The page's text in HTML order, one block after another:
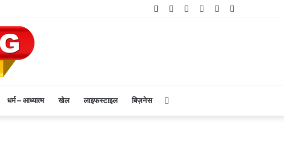
Telegram
Instagram
YouTube
Twitter
Facebook
धर्म – आध्यात्म खेल लाइफस्टाइल बिज़नेस